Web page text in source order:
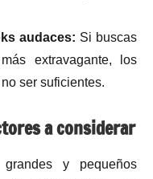
audaces: Si buscas
extravagante, los
ser suficientes.
a considerar
y pequeños